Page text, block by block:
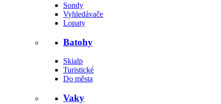
Sondy
Vyhledávače
Lopaty
Batohy
Skialp
Turistické
Do města
Vaky